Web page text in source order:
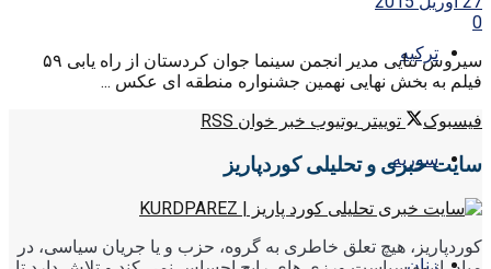
ترکیه
سوریه
0
سیروس ثنایی مدیر انجمن سینما جوان کردستان از راه یابی ۵۹
فیلم به بخش نهایی نهمین جشنواره منطقه ای عکس ...
فیسبوک
توییتر یوتیوب خبر خوان RSS
سایت خبری و تحلیلی کوردپاریز
کوردپاریز، هیچ تعلق خاطری به گروه، حزب و یا جریان سیاسی، در